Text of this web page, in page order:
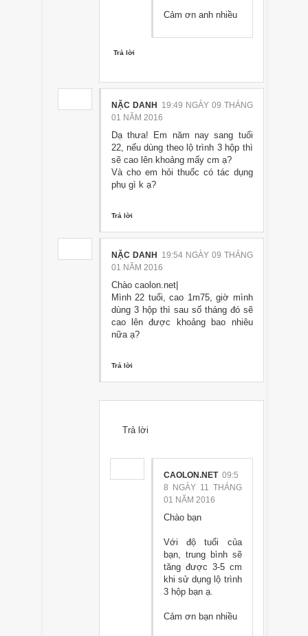
Cảm ơn anh nhiều
Trả lời
NẶC DANH 19:49 NGÀY 09 THÁNG
01 NĂM 2016
Dạ thưa! Em năm nay sang tuổi
22, nếu dùng theo lộ trình 3 hộp thì
sẽ cao lên khoảng mấy cm ạ?
Và cho em hỏi thuốc có tác dụng
phụ gì k ạ?
Trả lời
NẶC DANH 19:54 NGÀY 09 THÁNG
01 NĂM 2016
Chào caolon.net|
Mình 22 tuổi, cao 1m75, giờ mình
dùng 3 hộp thì sau số tháng đó sẽ
cao lên được khoảng bao nhiêu
nữa ạ?
Trả lời
Trả lời
CAOLON.NET 09:5
8 NGÀY 11 THÁNG
01 NĂM 2016
Chào bạn
Với độ tuổi của
bạn, trung bình sẽ
tăng được 3-5 cm
khi sử dụng lộ trình
3 hộp bạn ạ.
Cảm ơn bạn nhiều